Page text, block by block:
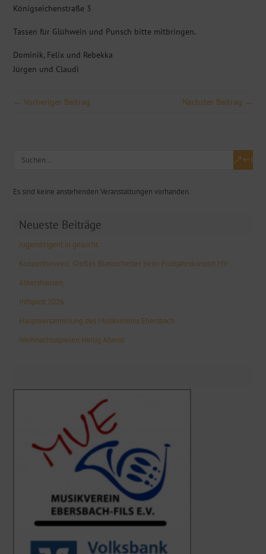
Königseichenstraße 3
Tassen für Glühwein und Punsch bitte mitbringen.
Dominik, Felix und Rebekka
Jürgen und Claudi
← Vorheriger Beitrag Nächster Beitrag →
Es sind keine anstehenden Veranstaltungen vorhanden.
Neueste Beiträge
Jugendirigent:in gesucht
Konzerthinweis: Großes Blasorchester beim Frühjahrskonzert MV
Albershausen
Infopost 2026
Hauptversammlung des Musikvereins Ebersbach
Weihnachtsspielen Heilig Abend